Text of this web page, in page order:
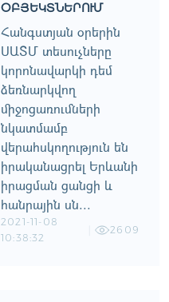
ՅԵԿՏՆԵՐՈՒՄ
Հանգստյան օրերին
ՍԱՏՄ տեսուչները
կորոնավարկի դեմ
ձեռնարկվող
միջոցառումների
նկատմամբ
վերահսկողություն են
իրականացրել Երևանի
իրացման ցանցի և
հանրային սն...
2021-11-08
10:38:32
2609